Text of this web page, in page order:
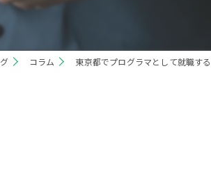
コラム 東京都でプログラマとして就職す